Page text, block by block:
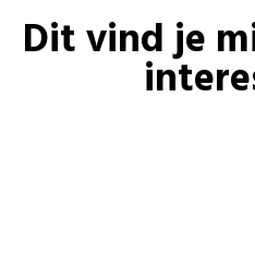
Dit vind je